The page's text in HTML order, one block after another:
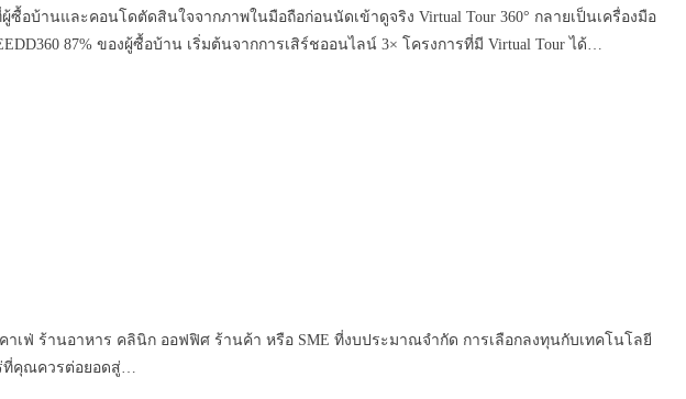
ซื้อบ้านและคอนโดตัดสินใจจากภาพในมือถือก่อนนัดเข้าดูจริง Virtual Tour 360° กลายเป็นเครื่องมือ
87% ของผู้ซื้อบ้าน เริ่มต้นจากการเสิร์ชออนไลน์ 3× โครงการที่มี Virtual Tour ได้…
คาเฟ่ ร้านอาหาร คลินิก ออฟฟิศ ร้านค้า หรือ SME ที่งบประมาณจำกัด การเลือกลงทุนกับเทคโนโลยี
ร่ที่คุณควรต่อยอดสู่…